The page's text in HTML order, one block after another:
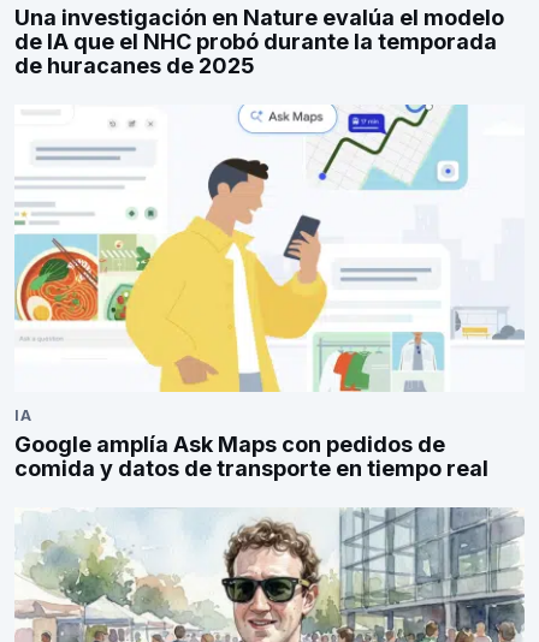
Una investigación en Nature evalúa el modelo
de IA que el NHC probó durante la temporada
de huracanes de 2025
IA
Google amplía Ask Maps con pedidos de
comida y datos de transporte en tiempo real